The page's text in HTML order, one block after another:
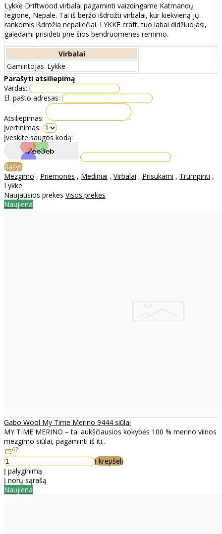
Lykke Driftwood virbalai pagaminti vaizdingame Katmandų
regione, Nepale. Tai iš beržo išdrožti virbalai, kur kiekvieną jų
rankomis išdrožia nepaliečiai. LYKKE craft, tuo labai didžiuojasi,
galėdami prisidėti prie šios bendruomenės rėmimo.
Virbalai
Gamintojas Lykke
Parašyti atsiliepimą
Vardas:
El. pašto adresas:
Atsiliepimas:
Įvertinimas:
Įveskite saugos kodą:
Rašyti
Mezgimo , Priemonės , Mediniai , Virbalai , Prisukami , Trumpinti ,
Lykke
Naujausios prekės Visos prekės
Naujiena
Gabo Wool My Time Merino 9444 siūlai
MY TIME MERINO – tai aukščiausios kokybės 100 % merino vilnos
mezgimo siūlai, pagaminti iš iti..
€567
Į krepšelį
Į palyginimą
Į norų sąrašą
Naujiena